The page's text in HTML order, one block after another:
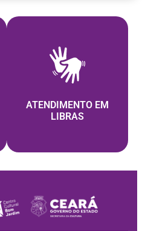
ATENDIMENTO EM
LIBRAS